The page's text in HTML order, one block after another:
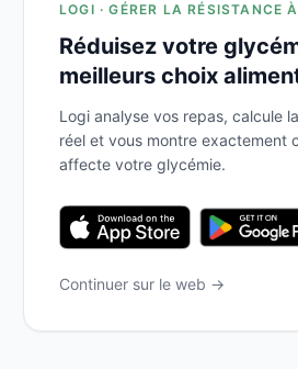
LOGI · GÉRER LA RÉSISTANCE
Réduisez votre
meilleurs choix
Logi analyse vos repas, calcule
réel et vous montre exactement
affecte votre glycémie.
Continuer sur le web →